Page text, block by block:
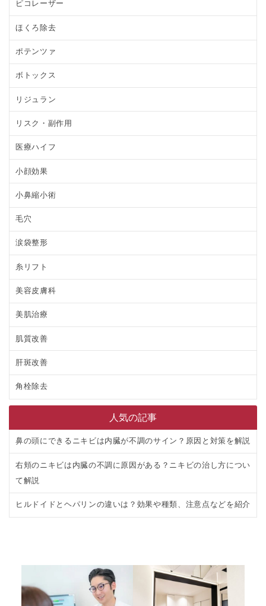
ピコレーザー
ほくろ除去
ポテンツァ
ボトックス
リジュラン
リスク・副作用
医療ハイフ
小顔効果
小鼻縮小術
毛穴
涙袋整形
糸リフト
美容皮膚科
美肌治療
肌質改善
肝斑改善
角栓除去
人気の記事
鼻の頭にできるニキビは内臓が不調のサイン？原因と対策を解説
右頬のニキビは内臓の不調に原因がある？ニキビの治し方につい
て解説
ヒルドイドとヘパリンの違いは？効果や種類、注意点などを紹介